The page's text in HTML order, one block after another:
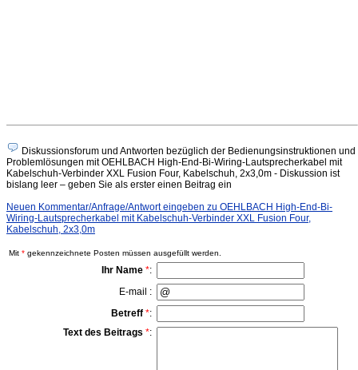
Diskussionsforum und Antworten bezüglich der Bedienungsinstruktionen und
Problemlösungen mit OEHLBACH High-End-Bi-Wiring-Lautsprecherkabel mit
Kabelschuh-Verbinder XXL Fusion Four, Kabelschuh, 2x3,0m - Diskussion ist
bislang leer – geben Sie als erster einen Beitrag ein
Neuen Kommentar/Anfrage/Antwort eingeben zu OEHLBACH High-End-Bi-
Wiring-Lautsprecherkabel mit Kabelschuh-Verbinder XXL Fusion Four,
Kabelschuh, 2x3,0m
Mit * gekennzeichnete Posten müssen ausgefüllt werden.
Ihr Name *:
E-mail :
Betreff *:
Text des Beitrags *: